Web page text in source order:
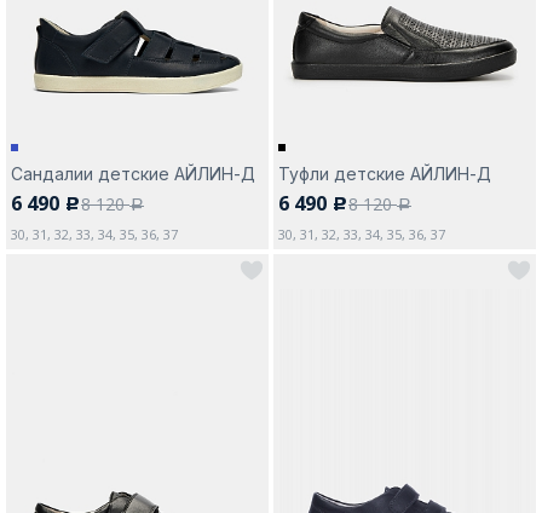
Да, все верно Изменить город
Сандалии детские АЙЛИН-Д
6 490 c8 120a
30, 31, 32, 33, 34, 35, 36, 37
Туфли детские АЙЛИН-Д
6 490 c8 120a
30, 31, 32, 33, 34, 35, 36, 37